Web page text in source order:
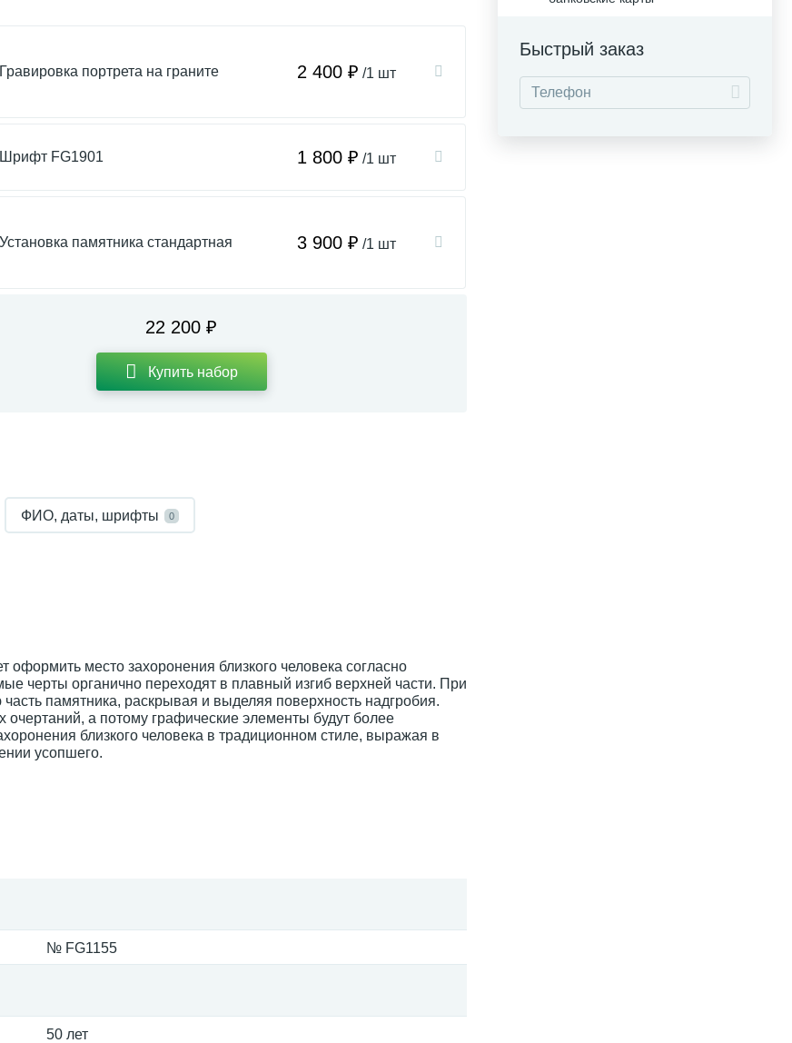
Гравировка портрета на граните 2 400 ₽ /1 шт
Шрифт FG1901 1 800 ₽ /1 шт
Установка памятника стандартная 3 900 ₽ /1 шт
22 200 ₽
Купить набор
ФИО, даты, шрифты 0
оформить место захоронения близкого человека согласно
черты органично переходят в плавный изгиб верхней части. При
памятника, раскрывая и выделяя поверхность надгробия.
а потому графические элементы будут более
близкого человека в традиционном стиле, выражая в
усопшего.
№ FG1155
50 лет
Быстрый заказ